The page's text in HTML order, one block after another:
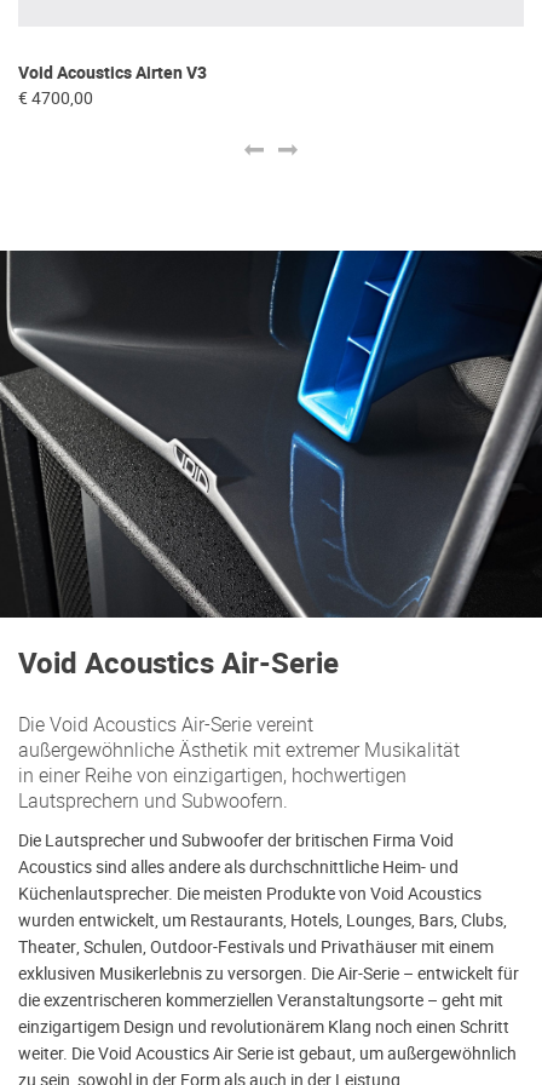
Void Acoustics Airten V3
€ 4700,00
Void Acoustics Air-Serie
Die Void Acoustics Air-Serie vereint
außergewöhnliche Ästhetik mit extremer Musikalität
in einer Reihe von einzigartigen, hochwertigen
Lautsprechern und Subwoofern.
Die Lautsprecher und Subwoofer der britischen Firma Void
Acoustics sind alles andere als durchschnittliche Heim- und
Küchenlautsprecher. Die meisten Produkte von Void Acoustics
wurden entwickelt, um Restaurants, Hotels, Lounges, Bars, Clubs,
Theater, Schulen, Outdoor-Festivals und Privathäuser mit einem
exklusiven Musikerlebnis zu versorgen. Die Air-Serie – entwickelt für
die exzentrischeren kommerziellen Veranstaltungsorte – geht mit
einzigartigem Design und revolutionärem Klang noch einen Schritt
weiter. Die Void Acoustics Air Serie ist gebaut, um außergewöhnlich
zu sein, sowohl in der Form als auch in der Leistung.